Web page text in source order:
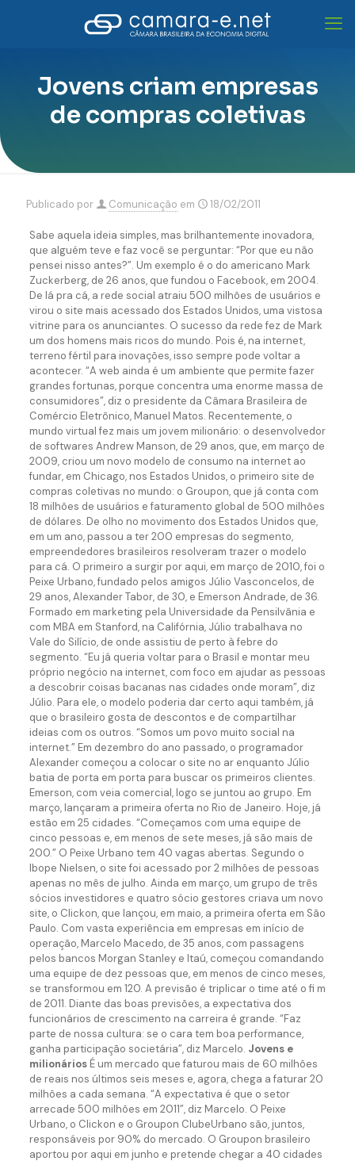
Jovens criam empresas
de compras coletivas
Publicado por Comunicação em 18/02/2011
Sabe aquela ideia simples, mas brilhantemente inovadora,
que alguém teve e faz você se perguntar: “Por que eu não
pensei nisso antes?”. Um exemplo é o do americano Mark
Zuckerberg, de 26 anos, que fundou o Facebook, em 2004.
De lá pra cá, a rede social atraiu 500 milhões de usuários e
virou o site mais acessado dos Estados Unidos, uma vistosa
vitrine para os anunciantes. O sucesso da rede fez de Mark
um dos homens mais ricos do mundo. Pois é, na internet,
terreno fértil para inovações, isso sempre pode voltar a
acontecer. “A web ainda é um ambiente que permite fazer
grandes fortunas, porque concentra uma enorme massa de
consumidores”, diz o presidente da Câmara Brasileira de
Comércio Eletrônico, Manuel Matos. Recentemente, o
mundo virtual fez mais um jovem milionário: o desenvolvedor
de softwares Andrew Manson, de 29 anos, que, em março de
2009, criou um novo modelo de consumo na internet ao
fundar, em Chicago, nos Estados Unidos, o primeiro site de
compras coletivas no mundo: o Groupon, que já conta com
18 milhões de usuários e faturamento global de 500 milhões
de dólares. De olho no movimento dos Estados Unidos que,
em um ano, passou a ter 200 empresas do segmento,
empreendedores brasileiros resolveram trazer o modelo
para cá. O primeiro a surgir por aqui, em março de 2010, foi o
Peixe Urbano, fundado pelos amigos Júlio Vasconcelos, de
29 anos, Alexander Tabor, de 30, e Emerson Andrade, de 36.
Formado em marketing pela Universidade da Pensilvânia e
com MBA em Stanford, na Califórnia, Júlio trabalhava no
Vale do Silício, de onde assistiu de perto à febre do
segmento. “Eu já queria voltar para o Brasil e montar meu
próprio negócio na internet, com foco em ajudar as pessoas
a descobrir coisas bacanas nas cidades onde moram”, diz
Júlio. Para ele, o modelo poderia dar certo aqui também, já
que o brasileiro gosta de descontos e de compartilhar
ideias com os outros. “Somos um povo muito social na
internet.” Em dezembro do ano passado, o programador
Alexander começou a colocar o site no ar enquanto Júlio
batia de porta em porta para buscar os primeiros clientes.
Emerson, com veia comercial, logo se juntou ao grupo. Em
março, lançaram a primeira oferta no Rio de Janeiro. Hoje, já
estão em 25 cidades. “Começamos com uma equipe de
cinco pessoas e, em menos de sete meses, já são mais de
200.” O Peixe Urbano tem 40 vagas abertas. Segundo o
Ibope Nielsen, o site foi acessado por 2 milhões de pessoas
apenas no mês de julho. Ainda em março, um grupo de três
sócios investidores e quatro sócio gestores criava um novo
site, o Clickon, que lançou, em maio, a primeira oferta em São
Paulo. Com vasta experiência em empresas em início de
operação, Marcelo Macedo, de 35 anos, com passagens
pelos bancos Morgan Stanley e Itaú, começou comandando
uma equipe de dez pessoas que, em menos de cinco meses,
se transformou em 120. A previsão é triplicar o time até o fi m
de 2011. Diante das boas previsões, a expectativa dos
funcionários de crescimento na carreira é grande. “Faz
parte de nossa cultura: se o cara tem boa performance,
ganha participação societária”, diz Marcelo. Jovens e
milionáriosÉ um mercado que faturou mais de 60 milhões
de reais nos últimos seis meses e, agora, chega a faturar 20
milhões a cada semana. “A expectativa é que o setor
arrecade 500 milhões em 2011”, diz Marcelo. O Peixe
Urbano, o Clickon e o Groupon ClubeUrbano são, juntos,
responsáveis por 90% do mercado. O Groupon brasileiro
aportou por aqui em junho e pretende chegar a 40 cidades